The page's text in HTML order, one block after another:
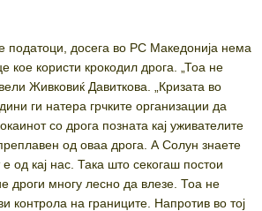
податоци, досега во РС Македонија нема
кое користи крокодил дрога. „Тоа не
Живковиќ Давиткова. „Кризата во
ги натера грчките организации да
со дрога позната кај уживателите
од оваа дрога. А Солун знаете
од кај нас. Така што секогаш постои
дроги многу лесно да влезе. Тоа не
контрола на границите. Напротив во тој